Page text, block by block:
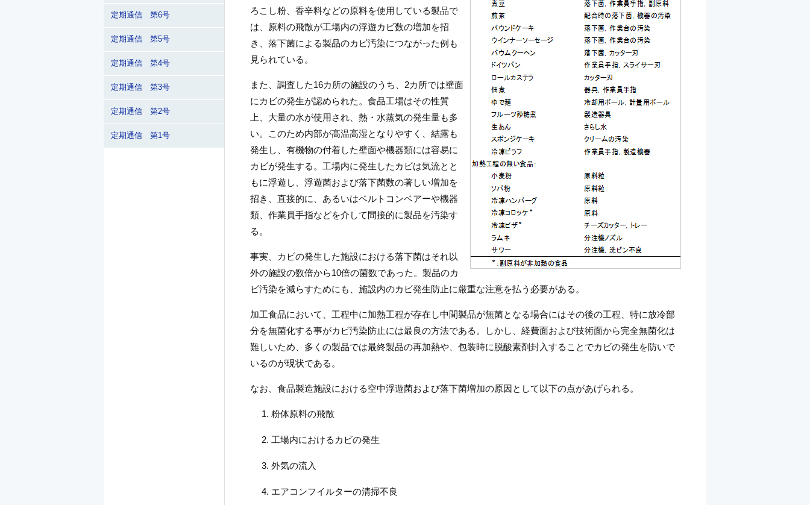
ろこし粉、香辛料などの原料を使用している製品で
は、原料の飛散が工場内の浮遊カビ数の増加を招
き、落下菌による製品のカビ汚染につながった例も
見られている。
また、調査した16カ所の施設のうち、2カ所では壁面
にカビの発生が認められた。食品工場はその性質
上、大量の水が使用され、熱・水蒸気の発生量も多
い。このため内部が高温高湿となりやすく、結露も
発生し、有機物の付着した壁面や機器類には容易に
カビが発生する。工場内に発生したカビは気流とと
もに浮遊し、浮遊菌および落下菌数の著しい増加を
招き、直接的に、あるいはベルトコンベアーや機器
類、作業員手指などを介して間接的に製品を汚染す
る。
事実、カビの発生した施設における落下菌はそれ以
外の施設の数倍から10倍の菌数であった。製品のカ
ビ汚染を減らすためにも、施設内のカビ発生防止に厳重な注意を払う必要がある。
加工食品において、工程中に加熱工程が存在し中間製品が無菌となる場合にはその後の工程、特に放冷部
分を無菌化する事がカビ汚染防止には最良の方法である。しかし、経費面および技術面から完全無菌化は
難しいため、多くの製品では最終製品の再加熱や、包装時に脱酸素剤封入することでカビの発生を防いで
いるのが現状である。
なお、食品製造施設における空中浮遊菌および落下菌増加の原因として以下の点があげられる。
粉体原料の飛散
工場内におけるカビの発生
外気の流入
エアコンフイルターの清掃不良
定期通信 第6号
定期通信 第5号
定期通信 第4号
定期通信 第3号
定期通信 第2号
定期通信 第1号